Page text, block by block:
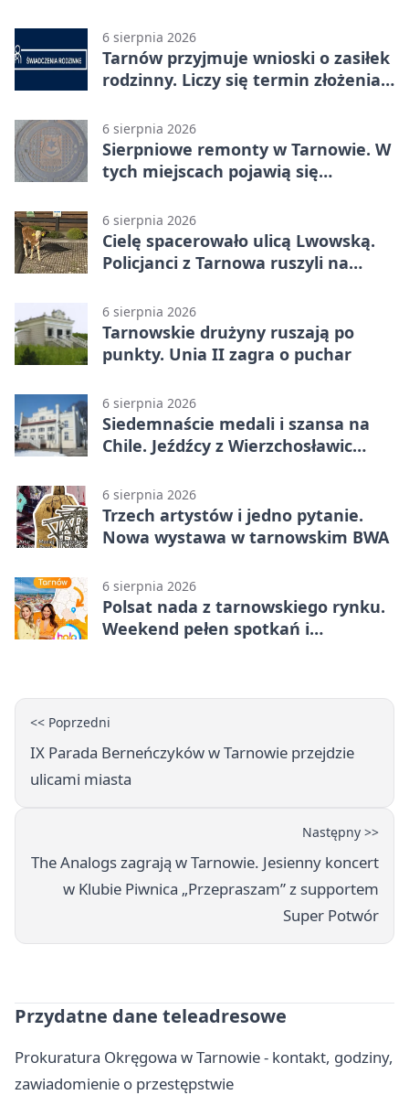
6 sierpnia 2026
Tarnów przyjmuje wnioski o zasiłek
rodzinny. Liczy się termin złożenia
6 sierpnia 2026
Sierpniowe remonty w Tarnowie. W
tych miejscach pojawią się
6 sierpnia 2026
Cielę spacerowało ulicą Lwowską.
Policjanci z Tarnowa ruszyli na
6 sierpnia 2026
Tarnowskie drużyny ruszają po
punkty. Unia II zagra o puchar
6 sierpnia 2026
Siedemnaście medali i szansa na
Chile. Jeźdźcy z Wierzchosławic
6 sierpnia 2026
Trzech artystów i jedno pytanie.
Nowa wystawa w tarnowskim BWA
6 sierpnia 2026
Polsat nada z tarnowskiego rynku.
Weekend pełen spotkań i
<< Poprzedni
IX Parada Berneńczyków w Tarnowie przejdzie
ulicami miasta
Następny >>
The Analogs zagrają w Tarnowie. Jesienny koncert
w Klubie Piwnica „Przepraszam” z supportem
Super Potwór
Przydatne dane teleadresowe
Prokuratura Okręgowa w Tarnowie - kontakt, godziny,
zawiadomienie o przestępstwie